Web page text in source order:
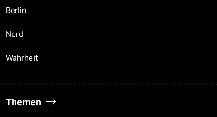
Berlin
Nord
Wahrheit
Themen